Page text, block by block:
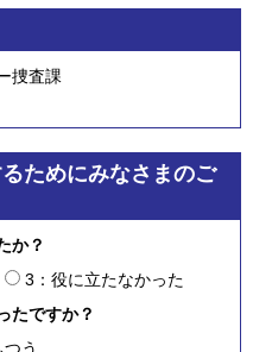
捜査課
ためにみなさまのご
か？
3：役に立たなかった
たですか？